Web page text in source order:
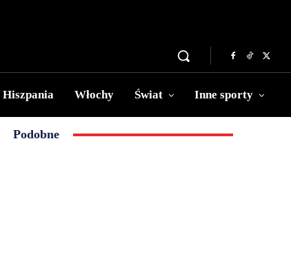
Hiszpania Włochy Świat Inne sporty
Podobne